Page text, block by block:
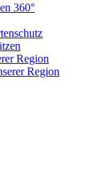
360°
Region
Region